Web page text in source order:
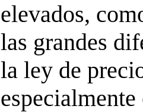
elevados,
las grandes
la ley de